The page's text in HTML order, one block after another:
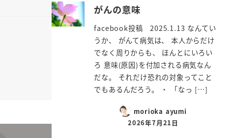
がんの意味
facebook投稿 2025.1.13 なんてい
うか、 がんて病気は、 本人からだけ
でなく周りからも、 ほんとにいろい
ろ 意味(原因)を付加される病気なん
だな。 それだけ恐れの対象ってこと
でもあるんだろう。 ・ 「なっ […]
morioka ayumi
2026年7月21日